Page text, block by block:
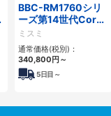
BBC-RM1760シリ
ーズ第14世代Core
対応ラックマウント
3PCIe
ミスミ
通常価格(税別)：
340,800円～
5日目～